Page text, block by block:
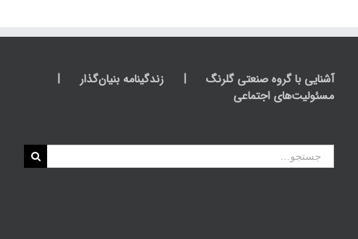
آشنایی با گروه صنعتی گلرنگ
زندگینامه بنیان‌گذار
مسئولیت‌های اجتماعی
جستجو
برای: